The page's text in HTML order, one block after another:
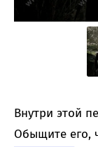
Внутри этой
Обыщите его,